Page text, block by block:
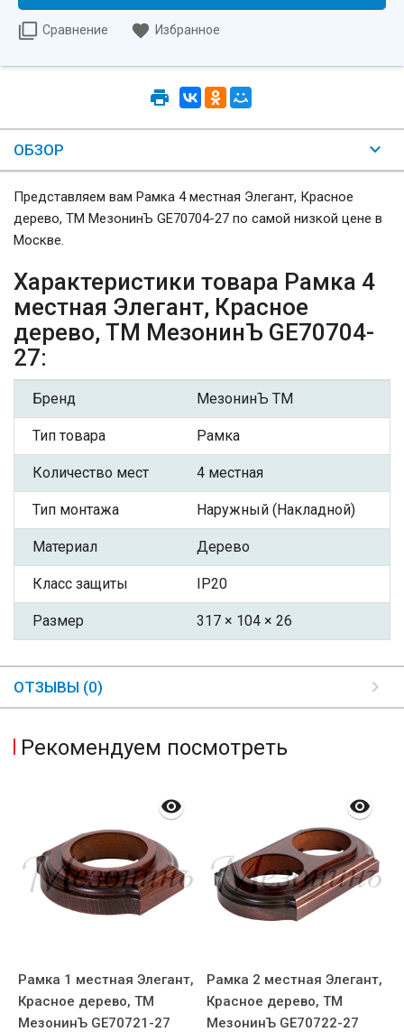
Сравнение Избранное
ОБЗОР
Представляем вам Рамка 4 местная Элегант, Красное
дерево, ТМ МезонинЪ GE70704-27 по самой низкой цене в
Москве.
Характеристики товара Рамка 4
местная Элегант, Красное
дерево, ТМ МезонинЪ GE70704-
27:
Бренд МезонинЪ ТМ
Тип товара Рамка
Количество мест 4 местная
Тип монтажа Наружный (Накладной)
Материал Дерево
Класс защиты IP20
Размер 317 × 104 × 26
ОТЗЫВЫ (0)
Рекомендуем посмотреть
Рамка 1 местная Элегант,
Красное дерево, ТМ
МезонинЪ GE70721-27
Рамка 2 местная Элегант,
Красное дерево, ТМ
МезонинЪ GE70722-27